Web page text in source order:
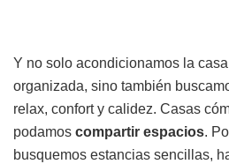
Y no solo acondicionamos la
organizada, sino también
relax, confort y calidez. Casas
podamos compartir espacios.
busquemos estancias sencillas,